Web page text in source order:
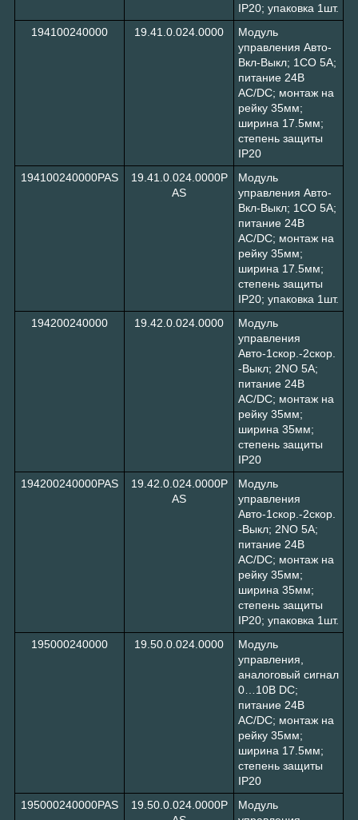
IP20; упаковка 1шт.
194100240000
19.41.0.024.0000
Модуль
управления Авто-
Вкл-Выкл; 1CO 5A;
питание 24В
АC/DC; монтаж на
рейку 35мм;
ширина 17.5мм;
степень защиты
IP20
194100240000PAS
19.41.0.024.0000P
AS
Модуль
управления Авто-
Вкл-Выкл; 1CO 5A;
питание 24В
АC/DC; монтаж на
рейку 35мм;
ширина 17.5мм;
степень защиты
IP20; упаковка 1шт.
194200240000
19.42.0.024.0000
Модуль
управления
Авто-1скор.-2скор.
-Выкл; 2NO 5A;
питание 24В
АC/DC; монтаж на
рейку 35мм;
ширина 35мм;
степень защиты
IP20
194200240000PAS
19.42.0.024.0000P
AS
Модуль
управления
Авто-1скор.-2скор.
-Выкл; 2NO 5A;
питание 24В
АC/DC; монтаж на
рейку 35мм;
ширина 35мм;
степень защиты
IP20; упаковка 1шт.
195000240000
19.50.0.024.0000
Модуль
управления,
аналоговый сигнал
0…10В DC;
питание 24В
АC/DC; монтаж на
рейку 35мм;
ширина 17.5мм;
степень защиты
IP20
195000240000PAS
19.50.0.024.0000P
Модуль